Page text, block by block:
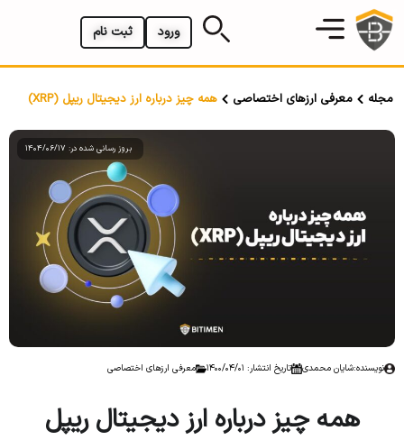
ثبت نام ورود
مجله معرفی ارزهای اختصاصی همه چیز درباره ارز دیجیتال ریپل (XRP)
بروز رسانی شده در: 1404/06/17
نویسنده:شایان محمدی تاریخ انتشار: 1400/04/01 معرفی ارزهای اختصاصی
همه چیز درباره ارز دیجیتال ریپل